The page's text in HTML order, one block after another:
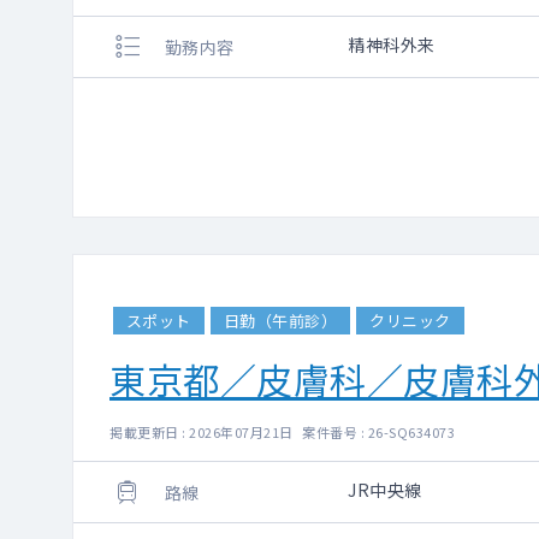
勤務内容 精神科外来
スポット 日勤（午前診） クリニック
東京都／皮膚科／皮膚科
掲載更新日 : 2026年07月21日 案件番号 : 26-SQ634073
路線 JR中央線